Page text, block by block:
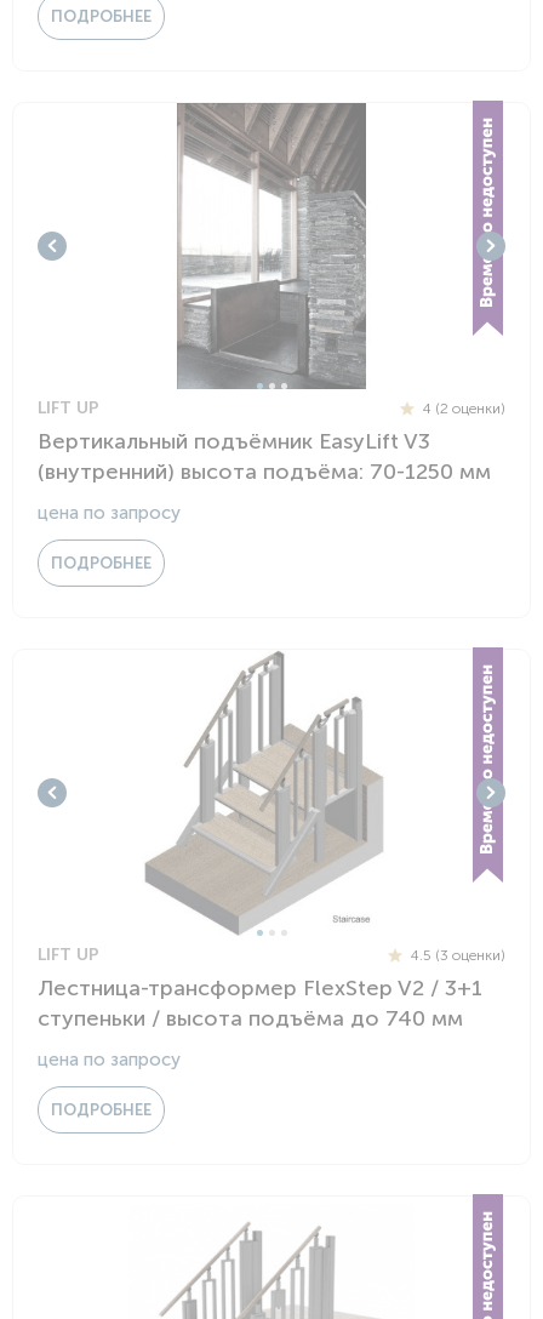
ПОДРОБНЕЕ
LIFT UP 4 (2 оценки)
Вертикальный подъёмник EasyLift V3
(внутренний) высота подъёма: 70-1250 мм
цена по запросу
ПОДРОБНЕЕ
LIFT UP 4.5 (3 оценки)
Лестница-трансформер FlexStep V2 / 3+1
ступеньки / высота подъёма до 740 мм
цена по запросу
ПОДРОБНЕЕ